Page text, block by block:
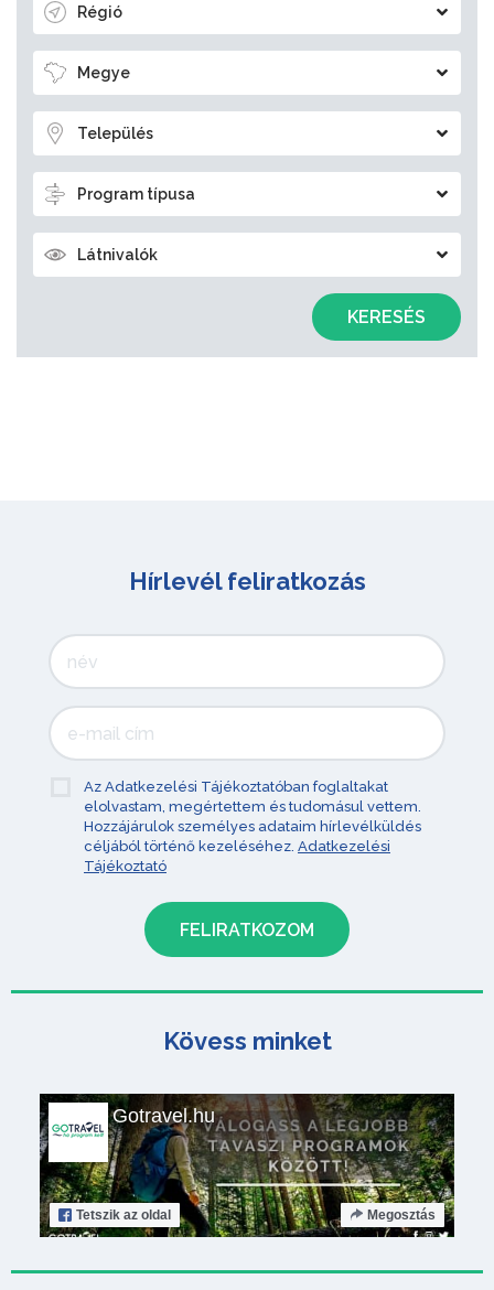
Régió
Megye
Település
Program típusa
Látnivalók
KERESÉS
Hírlevél feliratkozás
Az Adatkezelési Tájékoztatóban foglaltakat
elolvastam, megértettem és tudomásul vettem.
Hozzájárulok személyes adataim hírlevélküldés
céljából történő kezeléséhez. Adatkezelési
Tájékoztató
Kövess minket
Gotravel.hu
Tetszik az oldal Megosztás